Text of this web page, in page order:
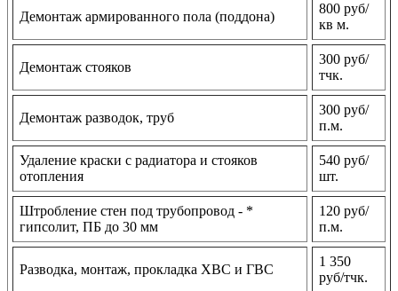
Демонтаж армированного пола (поддона)
800 руб/
кв м.
Демонтаж стояков
300 руб/
тчк.
Демонтаж разводок, труб
300 руб/
п.м.
Удаление краски с радиатора и стояков
отопления
540 руб/
шт.
Штробление стен под трубопровод - *
гипсолит, ПБ до 30 мм
120 руб/
п.м.
Разводка, монтаж, прокладка ХВС и ГВС
1 350
руб/тчк.